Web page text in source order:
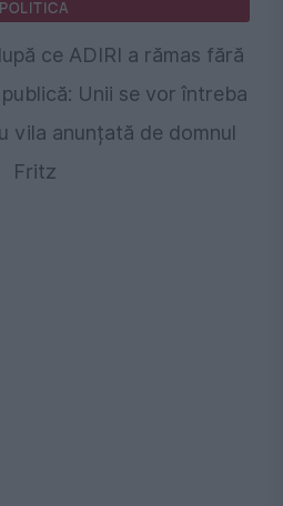
POLITICA
ce ADIRI a rămas fără
Unii se vor întreba
vila anunțată de domnul
Fritz